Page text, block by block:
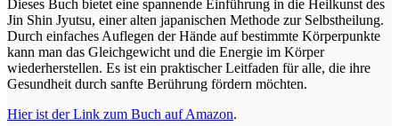
Dieses Buch bietet eine spannende Einführung in die Heilkunst des
Jin Shin Jyutsu, einer alten japanischen Methode zur Selbstheilung.
Durch einfaches Auflegen der Hände auf bestimmte Körperpunkte
kann man das Gleichgewicht und die Energie im Körper
wiederherstellen. Es ist ein praktischer Leitfaden für alle, die ihre
Gesundheit durch sanfte Berührung fördern möchten.
Hier ist der Link zum Buch auf Amazon.